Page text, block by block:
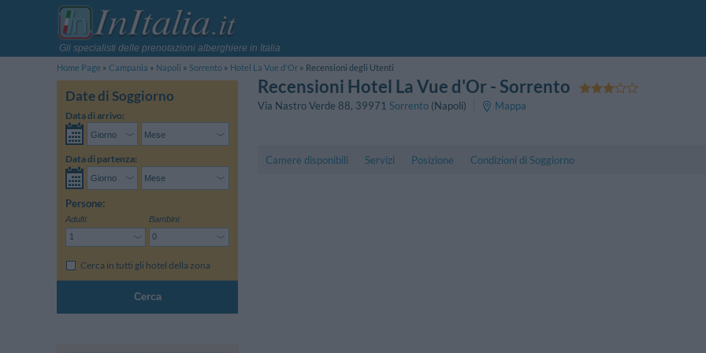
Gli specialisti delle prenotazioni alberghiere in Italia
Home Page
Campania Napoli Sorrento Hotel La Vue d'Or Recensioni degli Utenti
Date di Soggiorno
Data di arrivo:
Data di partenza:
Persone:
Adulti: Bambini:
Cerca in tutti gli hotel della zona
Cerca
Recensioni Hotel La Vue d'Or- Sorrento
Via Nastro Verde 88, 39971 Sorrento (Napoli) Mappa
Camere disponibili Servizi Posizione Condizioni di Soggiorno